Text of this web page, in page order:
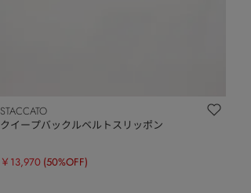
STACCATO
クイープバックルベルトスリッポン
￥13,970 (50%OFF)